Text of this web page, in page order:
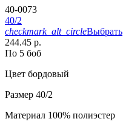
40-0073
40/2
checkmark_alt_circleВыбрать
244.45 р.
По 5 боб
Цвет бордовый
Размер 40/2
Материал 100% полиэстер